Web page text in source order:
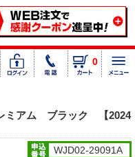
0
ミアム ブラック 【2024
WJD02-29091A